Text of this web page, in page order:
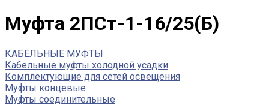
Муфта 2ПСт-1-16/25(Б)
КАБЕЛЬНЫЕ МУФТЫ
Кабельные муфты холодной усадки
Комплектующие для сетей освещения
Муфты концевые
Муфты соединительные